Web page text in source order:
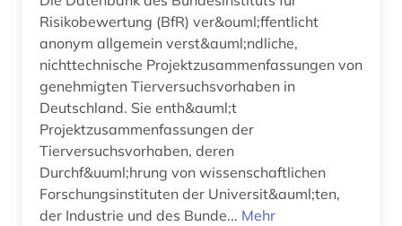
forschungsbericht (1)
forschungsdaten (4)
forschungsprojekte (1)
forschungsreise (1)
Risikobewertung (BfR) ver&ouml;ffentlicht
anonym allgemein verst&auml;ndliche,
nichttechnische Projektzusammenfassungen von
genehmigten Tierversuchsvorhaben in
Deutschland. Sie enth&auml;t
Projektzusammenfassungen der
Tierversuchsvorhaben, deren
Durchf&uuml;hrung von wissenschaftlichen
Forschungsinstituten der Universit&auml;ten,
der Industrie und des Bunde... Mehr